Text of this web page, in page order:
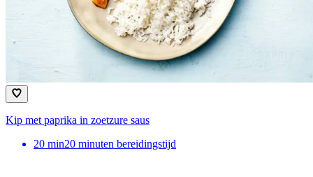
Kip met paprika in zoetzure saus
20 min20 minuten bereidingstijd